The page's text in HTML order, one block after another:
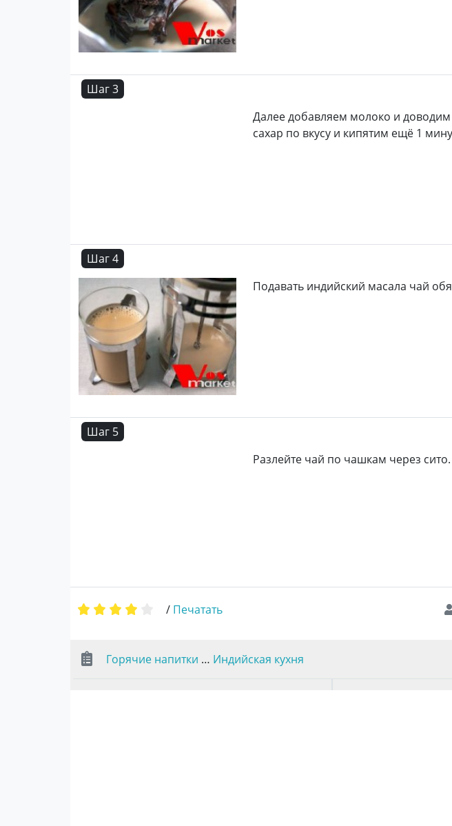
Шаг 3
Далее добавляем молоко и
сахар по вкусу и кипятим ещё 1
Шаг 4
Подавать индийский масала чай
Шаг 5
Разлейте чай по чашкам через сито.
/ Печатать
Горячие напитки … Индийская кухня